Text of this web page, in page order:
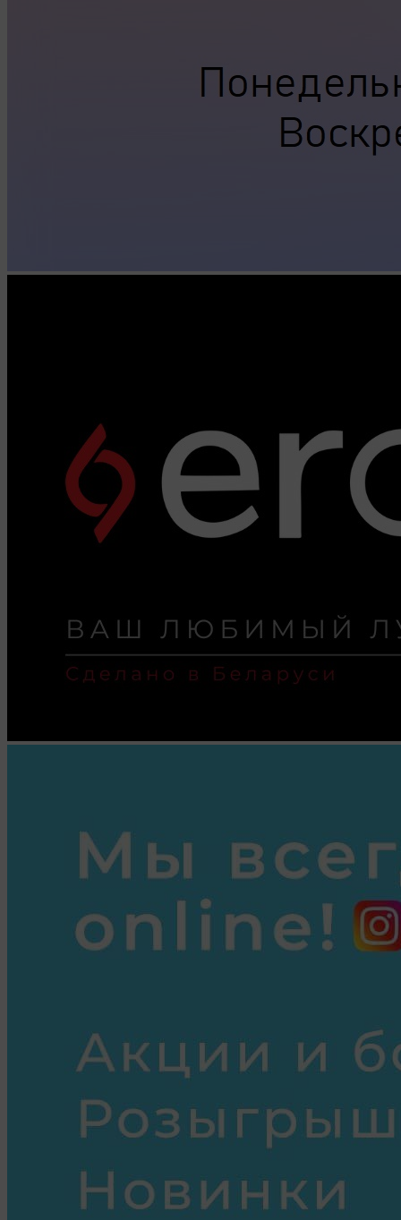
ПОЛОЖЕНИЕ «О политике обработки файлов
«Общество»
2. Утверждение положения о политике обработки